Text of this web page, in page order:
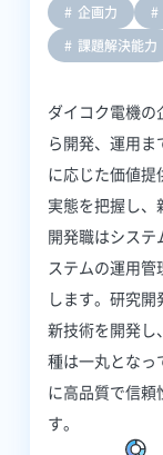
企画力
課題解決能力
ダイコク電機
ら開発、運用
に応じた価値提
実態を把握し、
開発職はシステ
ステムの運用
します。研究
新技術を開発し
種は一丸となっ
に高品質で信頼
す。